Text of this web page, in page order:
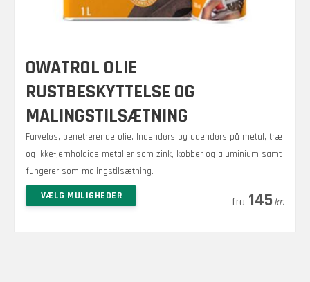
OWATROL OLIE
RUSTBESKYTTELSE OG
MALINGSTILSÆTNING
Farveløs, penetrerende olie. Indendørs og udendørs på metal, træ
og ikke-jernholdige metaller som zink, kobber og aluminium samt
fungerer som malingstilsætning.
145kr.
Prisinterval:
VÆLG MULIGHEDER
Dette
vare